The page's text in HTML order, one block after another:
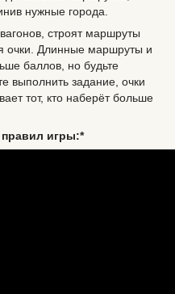
нужные города.
строят маршруты
очки. Длинные маршруты и
баллов, но будьте
выполнить задание, очки
тот, кто наберёт больше
игры:*